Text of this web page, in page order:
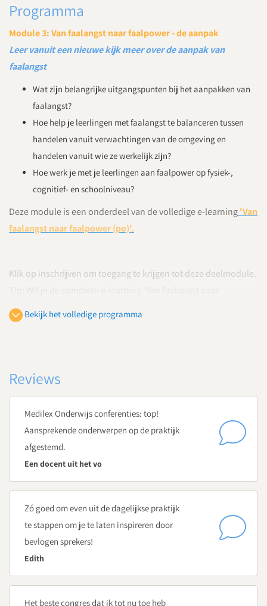
Programma
Module 3: Van faalangst naar faalpower - de aanpak
Leer vanuit een nieuwe kijk meer over de aanpak van
faalangst
Wat zijn belangrijke uitgangspunten bij het aanpakken van
faalangst?
Hoe help je leerlingen met faalangst te balanceren tussen
handelen vanuit verwachtingen van de omgeving en
handelen vanuit wie ze werkelijk zijn?
Hoe werk je met je leerlingen aan faalpower op fysiek-,
cognitief- en schoolniveau?
Deze module is een onderdeel van de volledige e-learning'Van
faalangst naar faalpower (po)'.
Klik op inschrijven om toegang te krijgen tot deze deelmodule.
faalpower' volgen, schrijf je dan in via
complete module ben je voordeliger uit!
Bekijk het volledige programma
Reviews
Medilex Onderwijs conferenties: top!
Aansprekende onderwerpen op de praktijk
afgestemd.
Een docent uit het vo
Zó goed om even uit de dagelijkse praktijk
te stappen om je te laten inspireren door
bevlogen sprekers!
Edith
Het beste congres dat ik tot nu toe heb